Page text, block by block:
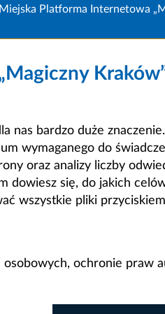
Miejska Platforma Internetowa
nas bardzo duże
wymaganego do
oraz analizy liczby
dowiesz się, do jakich
wszystkie pliki
ochronie praw